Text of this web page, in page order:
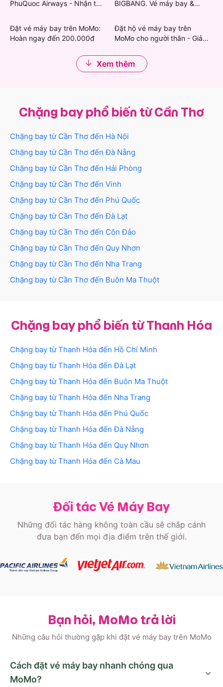
lựa chọn chuyến bay từ Cần Thơ, cất cánh khám phá
Cùng MoMo tận hưởng chuyến bay Cần Thơ - Thanh
PhuQuoc Airways - Nhận thẻ
BIGBANG. Vé máy bay &
Đặt vé máy bay trên MoMo:
Hoàn ngay đến 200.000đ
Đặt hộ vé máy bay trên
MoMo cho người thân - Giảm
Xem thêm
Chặng bay phổ biến từ Cần Thơ
Chặng bay từ Cần Thơ đến Hà Nội
Chặng bay từ Cần Thơ đếnĐà Nẵng
Chặng bay từ Cần Thơ đến Hải Phòng
Chặng bay từ Cần Thơ đến Vinh
Chặng bay từ Cần Thơ đến Phú Quốc
Chặng bay từ Cần Thơ đếnĐà Lạt
Chặng bay từ Cần Thơ đến Côn Đảo
Chặng bay từ Cần Thơ đến Quy Nhơn
Chặng bay từ Cần Thơ đến Nha Trang
Chặng bay từ Cần Thơ đến Buôn Ma Thuột
Chặng bay phổ biến từ Thanh Hóa
Chặng bay từThanh Hóa đến Hồ Chí Minh
Chặng bay từThanh Hóa đếnĐà Lạt
Chặng bay từThanh Hóa đến Buôn Ma Thuột
Chặng bay từThanh Hóa đến Nha Trang
Chặng bay từThanh Hóa đến Phú Quốc
Chặng bay từThanh Hóa đếnĐà Nẵng
Chặng bay từThanh Hóa đến Quy Nhơn
Chặng bay từThanh Hóa đến Cà Mau
Đối tác Vé Máy Bay
Những đối tác hàng không toàn cầu sẽ chắp cánh
đưa bạn đến mọi địa điểm trên thế giới.
Bạn hỏi, MoMo trả lời
Những câu hỏi thường gặp khi đặt vé máy bay trên MoMo
Cách đặt vé máy bay nhanh chóng qua
MoMo?